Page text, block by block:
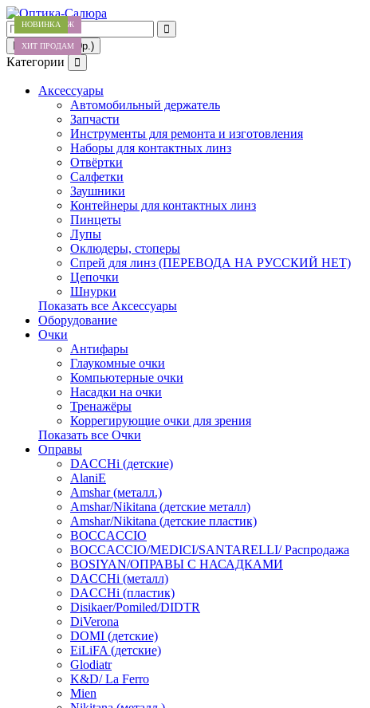
Товаров 0 (0р.)
Категории
Аксессуары
Автомобильный держатель
Запчасти
Инструменты для ремонта и изготовления
Наборы для контактных линз
Отвёртки
Салфетки
Заушники
Контейнеры для контактных линз
Пинцеты
Лупы
Оклюдеры, стоперы
Спрей для линз (ПЕРЕВОДА НА РУССКИЙ НЕТ)
Цепочки
Шнурки
Показать все Аксессуары
Оборудование
Очки
Антифары
Глаукомные очки
Компьютерные очки
Насадки на очки
Тренажёры
Коррегирующие очки для зрения
Показать все Очки
Оправы
DACCHi (детские)
AlaniE
Amshar (металл.)
Amshar/Nikitana (детские металл)
Amshar/Nikitana (детские пластик)
BOCCACCIO
BOCCACCIO/MEDICI/SANTARELLI/ Распродажа
BOSIYAN/ОПРАВЫ С НАСАДКАМИ
DACCHi (металл)
DACCHi (пластик)
Disikaer/Pomiled/DIDTR
DiVerona
DOMI (детские)
EiLiFA (детские)
Glodiatr
K&D/ La Ferro
Mien
НОВИНКА
ХИТ ПРОДАЖ
НОВИНКА
ХИТ ПРОДАМ
НОВИНКА
НОВИНКА
НОВИНКА
НОВИНКА